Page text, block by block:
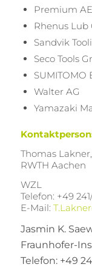
Premium
Rhenus Lub
Sandvik
Seco Tools
SUMITOMO
Walter AG
Yamazaki
Thomas Lakner,
RWTH Aachen
WZL
Telefon: +49
E-Mail:
Jasmin K.
Fraunhofer-
Telefon: +49